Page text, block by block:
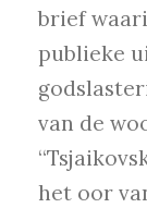
brief
publieke
van de
het oor